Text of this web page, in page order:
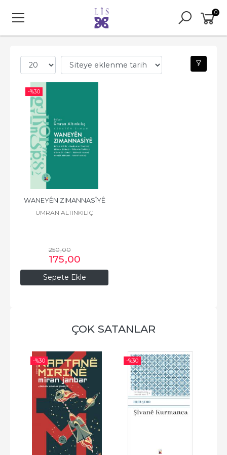
0
-%30
Sepete Ekle
WANEYÊN ZIMANNASÎYÊ
ÜMRAN ALTINKILIÇ
250,00
175,00
ÇOK SATANLAR
-%30 -%30